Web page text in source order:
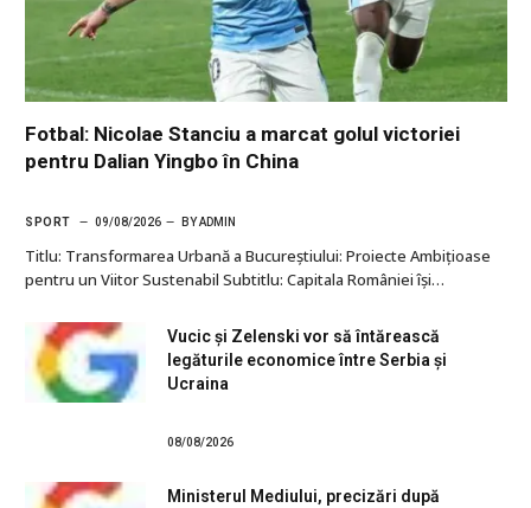
Fotbal: Nicolae Stanciu a marcat golul victoriei
pentru Dalian Yingbo în China
SPORT 09/08/2026 BY ADMIN
Titlu: Transformarea Urbană a Bucureștiului: Proiecte Ambițioase
pentru un Viitor Sustenabil Subtitlu: Capitala României își…
Vucic și Zelenski vor să întărească
legăturile economice între Serbia și
Ucraina
08/08/2026
Ministerul Mediului, precizări după